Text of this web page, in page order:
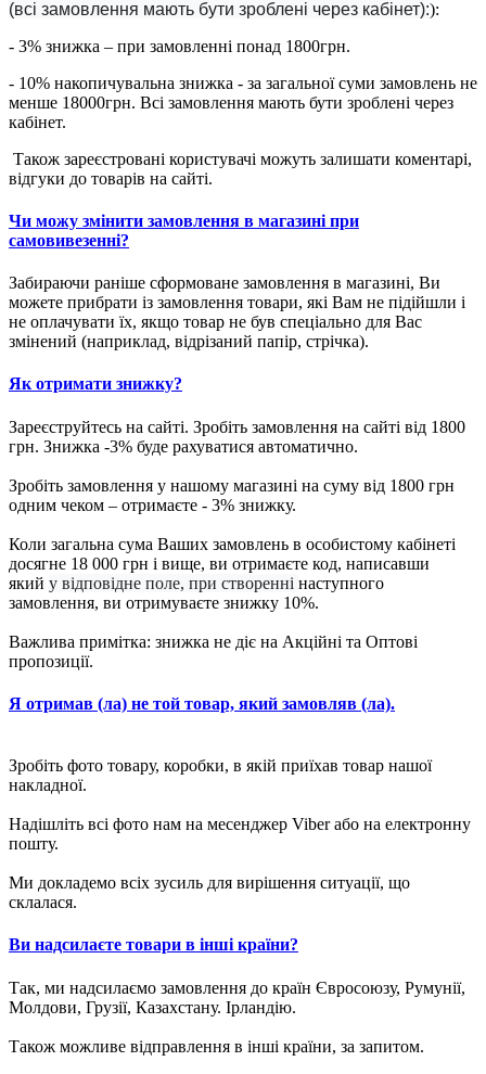
(всі замовлення мають бути зроблені через кабінет):):
- 3% знижка – при замовленні понад 1800грн.
- 10% накопичувальна знижка - за загальної суми замовлень не
менше 18000грн. Всі замовлення мають бути зроблені через
кабінет.
Також зареєстровані користувачі можуть залишати коментарі,
відгуки до товарів на сайті.
Чи можу змінити замовлення в магазині при
самовивезенні?
Забираючи раніше сформоване замовлення в магазині, Ви
можете прибрати із замовлення товари, які Вам не підійшли і
не оплачувати їх, якщо товар не був спеціально для Вас
змінений (наприклад, відрізаний папір, стрічка).
Як отримати знижку?
Зареєструйтесь на сайті. Зробіть замовлення на сайті від 1800
грн. Знижка -3% буде рахуватися автоматично.
Зробіть замовлення у нашому магазині на суму від 1800 грн
одним чеком – отримаєте - 3% знижку.
Коли загальна сума Ваших замовлень в особистому кабінеті
досягне 18 000 грн і вище, ви отримаєте код, написавши
який у відповідне поле, при створенні наступного
замовлення, ви отримуваєте знижку 10%.
Важлива примітка: знижка не діє на Акційні та Оптові
пропозиції.
Я отримав (ла) не той товар, який замовляв (ла).
Зробіть фото товару, коробки, в якій приїхав товар нашої
накладної.
Надішліть всі фото нам на месенджер Viber або на електронну
пошту.
Ми докладемо всіх зусиль для вирішення ситуації, що
склалася.
Ви надсилаєте товари в інші країни?
Так, ми надсилаємо замовлення до країн Євросоюзу, Румунії,
Молдови, Грузії, Казахстану. Ірландію.
Також можливе відправлення в інші країни, за запитом.